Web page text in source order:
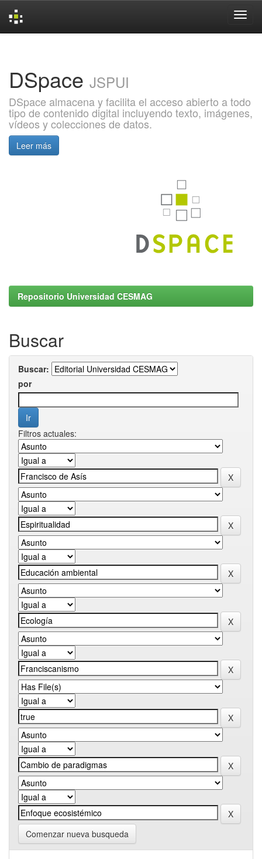
DSpace JSPUI
DSpace almacena y facilita el acceso abierto a todo
tipo de contenido digital incluyendo texto, imágenes,
vídeos y colecciones de datos.
Leer más
Repositorio Universidad CESMAG
Buscar
Buscar:
por
Filtros actuales:
Comenzar nueva busqueda